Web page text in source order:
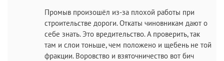
Промыв произошёл из-за плохой работы при
строительстве дороги. Откаты чиновникам дают о
себе знать. Это вредительство. А проверить, так
там и слои тоньше, чем положено и щебень не той
фракции. Воровство и взяточничество вот бич